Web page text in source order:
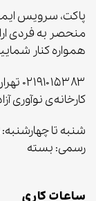
پاکت، سرویس
منحصر به‌ فردی
همواره کنار
کارخانه‌ی نوآوری
رسمی: بسته
ساعات کاری